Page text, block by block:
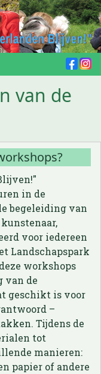
van de
in de
begeleiding van
voor iedereen
Landschapspark
workshops
van de
geschikt is voor
–
Tijdens de
tot
manieren:
papier of andere